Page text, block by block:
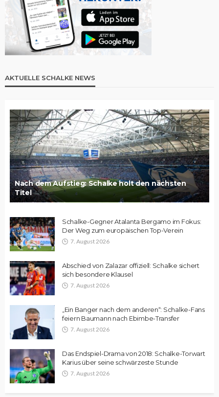
AKTUELLE SCHALKE NEWS
Nach dem Aufstieg: Schalke holt den nächsten
Titel
Schalke-Gegner Atalanta Bergamo im Fokus:
Der Weg zum europäischen Top-Verein
7. August 2026
Abschied von Zalazar offiziell: Schalke sichert
sich besondere Klausel
7. August 2026
„Ein Banger nach dem anderen“: Schalke-Fans
feiern Baumann nach Ebimbe-Transfer
7. August 2026
Das Endspiel-Drama von 2018: Schalke-Torwart
Karius über seine schwärzeste Stunde
7. August 2026